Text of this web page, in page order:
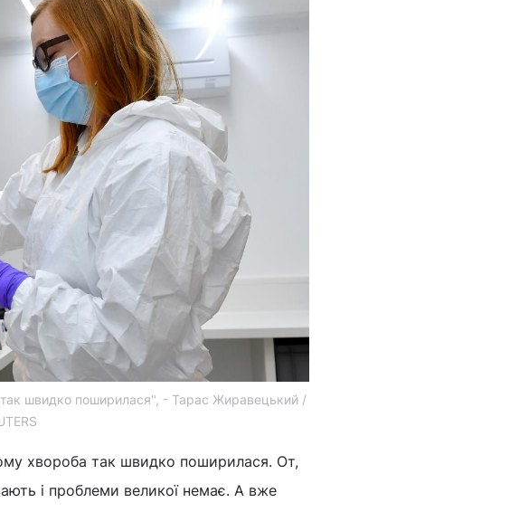
швидко поширилася", - Тарас Жиравецький /
хвороба так швидко поширилася. От,
і проблеми великої немає. А вже